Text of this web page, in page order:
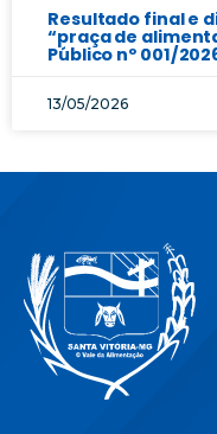
Resultado final e
“praça de
Público nº 001/
13/05/2026